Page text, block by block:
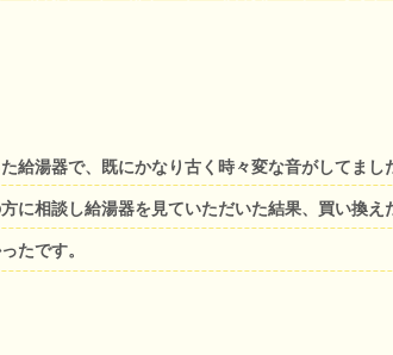
給湯器で、既にかなり古く時々変な音がしてま
に相談し給湯器を見ていただいた結果、買い換
たです。